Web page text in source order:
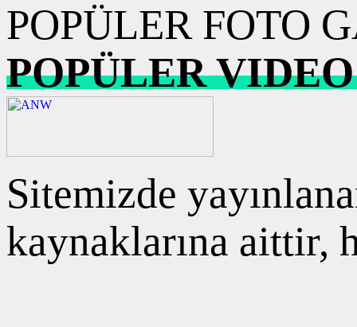
POPÜLER FOTO
POPÜLER
Sitemizde
kaynaklarına aittir,